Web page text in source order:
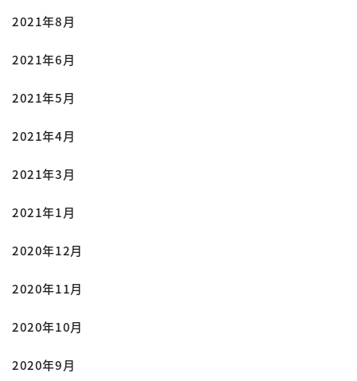
2021年8月
2021年6月
2021年5月
2021年4月
2021年3月
2021年1月
2020年12月
2020年11月
2020年10月
2020年9月